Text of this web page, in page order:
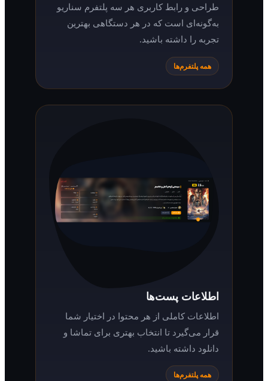
طراحی و رابط کاربری هر سه پلتفرم سناریو
به‌گونه‌ای است که در هر دستگاهی بهترین
تجربه را داشته باشید.
همه پلتفرم‌ها
اطلاعات پست‌ها
اطلاعات کاملی از هر محتوا در اختیار شما
قرار می‌گیرد تا انتخاب بهتری برای تماشا و
دانلود داشته باشید.
همه پلتفرم‌ها